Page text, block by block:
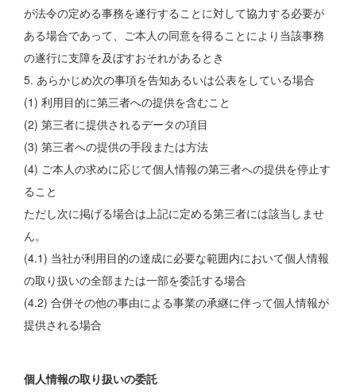
が法令の定める事務を遂行することに対して協力する必要が
ある場合であって、ご本人の同意を得ることにより当該事務
の遂行に支障を及ぼすおそれがあるとき
5. あらかじめ次の事項を告知あるいは公表をしている場合
(1) 利用目的に第三者への提供を含むこと
(2) 第三者に提供されるデータの項目
(3) 第三者への提供の手段または方法
(4) ご本人の求めに応じて個人情報の第三者への提供を停止す
ること
ただし次に掲げる場合は上記に定める第三者には該当しませ
ん。
(4.1) 当社が利用目的の達成に必要な範囲内において個人情報
の取り扱いの全部または一部を委託する場合
(4.2) 合併その他の事由による事業の承継に伴って個人情報が
提供される場合
個人情報の取り扱いの委託